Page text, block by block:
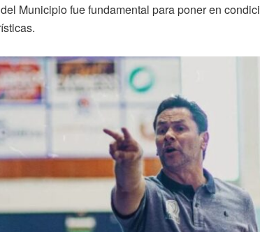
Municipio fue fundamental para poner en